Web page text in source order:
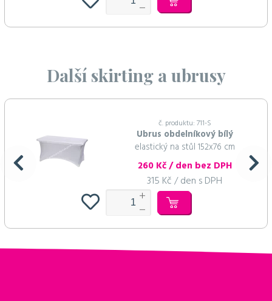
Další skirting a ubrusy
č. produktu: 711-S
Ubrus obdelníkový bílý
elastický na stůl 152x76 cm
260 Kč / den bez DPH
315 Kč / den s DPH